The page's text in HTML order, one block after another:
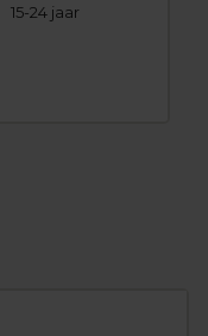
15-24 jaar